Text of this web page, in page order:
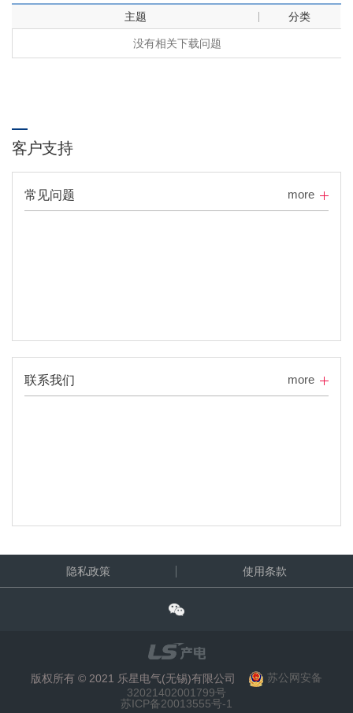
主题 分类
没有相关下载问题
客户支持
常见问题 more
联系我们 more
隐私政策 使用条款
版权所有 © 2021 乐星电气(无锡)有限公司
苏公网安备
32021402001799号
苏ICP备20013555号-1